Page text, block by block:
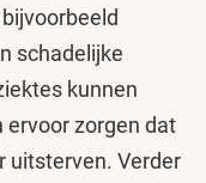
schadelijke
kunnen
ervoor zorgen dat
uitsterven. Verder